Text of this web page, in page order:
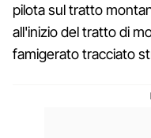
pilota sul tratto
all'inizio del tratto di
famigerato tracciato